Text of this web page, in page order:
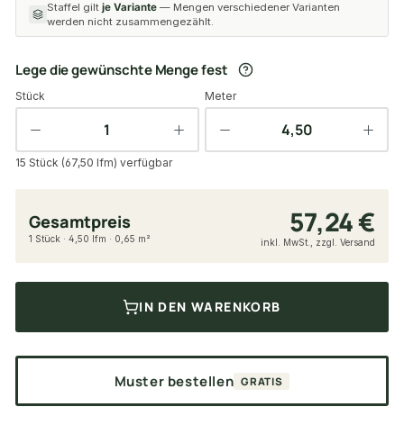
Staffel gilt je Variante — Mengen verschiedener Varianten
werden nicht zusammengezählt.
Lege die gewünschte Menge fest
Stück Meter
15 Stück (67,50 lfm) verfügbar
Gesamtpreis 57,24 €
1 Stück · 4,50 lfm · 0,65 m² inkl. MwSt., zzgl. Versand
IN DEN WARENKORB
Muster bestellen GRATIS